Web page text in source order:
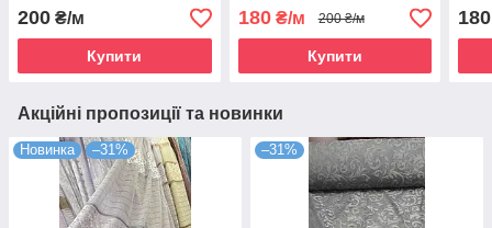
200 ₴/м
Купити
180₴/м 200 ₴/м
Купити
180
Акційні пропозиції та новинки
Новинка –31% –31%